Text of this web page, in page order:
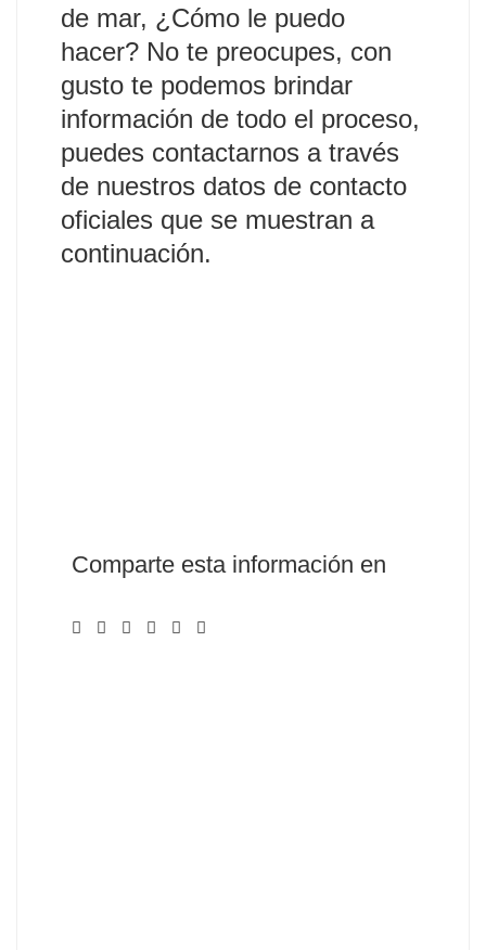
de mar, ¿Cómo le puedo
hacer? No te preocupes, con
gusto te podemos brindar
información de todo el proceso,
puedes contactarnos a través
de nuestros datos de contacto
oficiales que se muestran a
continuación.
Comparte esta información en